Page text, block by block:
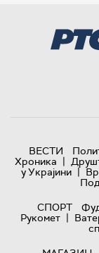
ВЕСТИ
Хроника |
у Украјини |
СПОРТ
Рукомет |